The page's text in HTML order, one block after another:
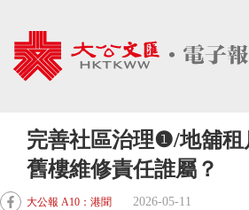
完善社區治理❶/地舖租
舊樓維修責任誰屬？
大公報 A10：港聞 2026-05-11